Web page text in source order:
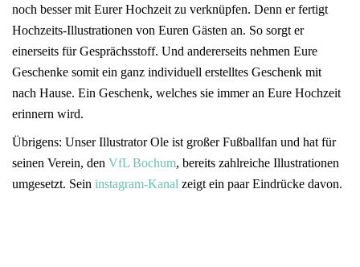
noch besser mit Eurer Hochzeit zu verknüpfen. Denn er fertigt
Hochzeits-Illustrationen von Euren Gästen an. So sorgt er
einerseits für Gesprächsstoff. Und andererseits nehmen Eure
Geschenke somit ein ganz individuell erstelltes Geschenk mit
nach Hause. Ein Geschenk, welches sie immer an Eure Hochzeit
erinnern wird.
Übrigens: Unser Illustrator Ole ist großer Fußballfan und hat für
seinen Verein, den VfL Bochum, bereits zahlreiche Illustrationen
umgesetzt. Sein instagram-Kanal zeigt ein paar Eindrücke davon.